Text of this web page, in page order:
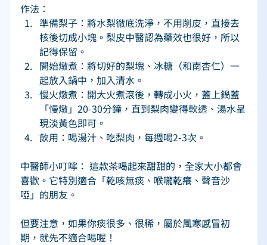
作法：
準備梨子：將水梨徹底洗淨，不用削皮，直接去
核後切成小塊。梨皮中醫認為藥效也很好，所以
記得保留。
開始燉煮：將切好的梨塊、冰糖（和南杏仁）一
起放入鍋中，加入清水。
慢火燉煮：開大火煮滾後，轉成小火，蓋上鍋蓋
「慢燉」20-30分鐘，直到梨肉變得軟透、湯水呈
現淡黃色即可。
飲用：喝湯汁、吃梨肉，每週喝2-3次。
中醫師小叮嚀： 這款茶喝起來甜甜的，全家大小都會
喜歡。它特別適合「乾咳無痰、喉嚨乾癢、聲音沙
啞」的朋友。
但要注意，如果你痰很多、很稀，屬於風寒感冒初
期，就先不適合喝喔！